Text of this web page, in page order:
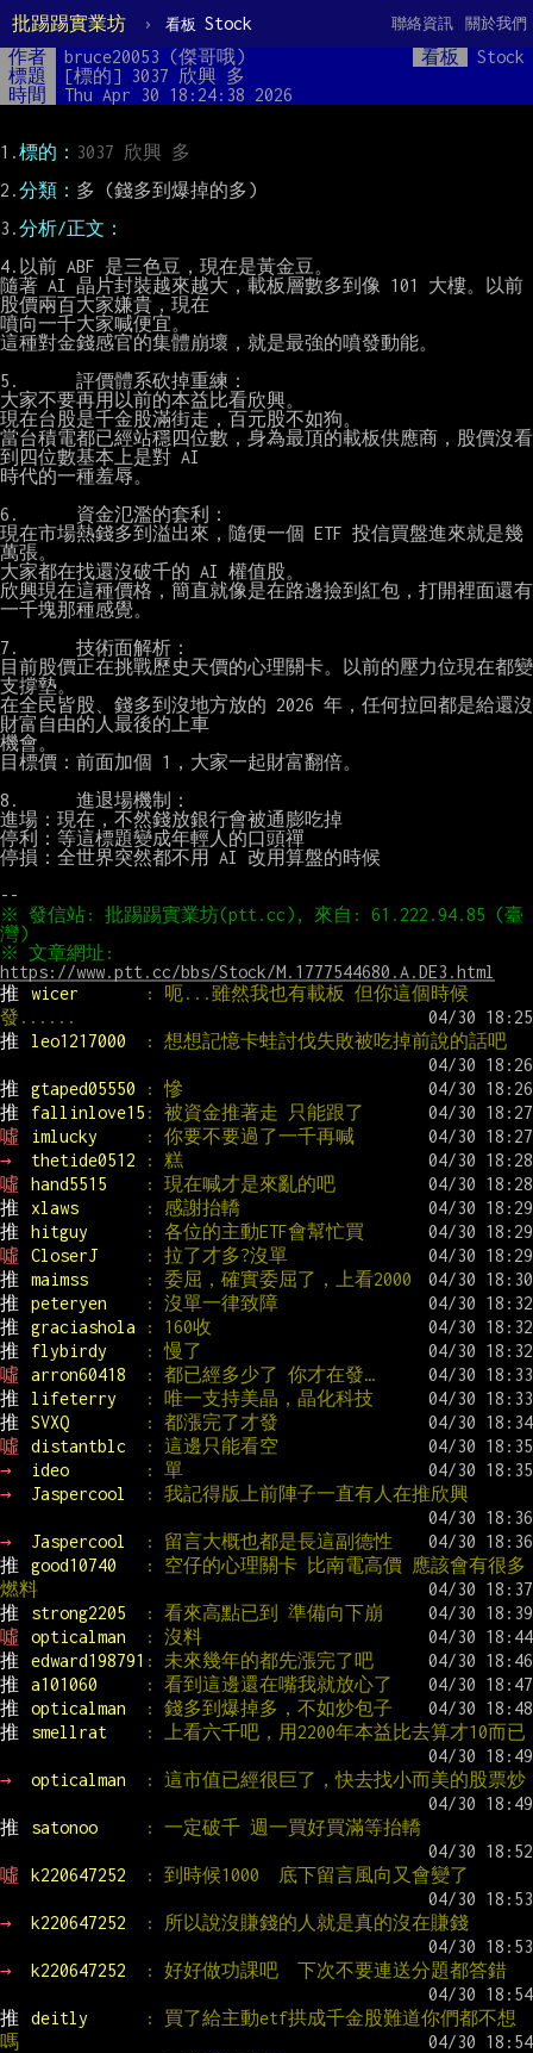
批踢踢實業坊 › 看板 Stock 關於我們
聯絡資訊
作者 bruce20053 (傑哥哦) 看板
Stock
標題
[標的] 3037 欣興 多
時間
Thu Apr 30 18:24:38 2026
1.標的： 3037 欣興 多
2.分類： 多 (錢多到爆掉的多)
3.分析/正文：
4.以前 ABF 是三色豆，現在是黃金豆。
隨著 AI 晶片封裝越來越大，載板層數多到像 101 大樓。以前
股價兩百大家嫌貴，現在
噴向一千大家喊便宜。
這種對金錢感官的集體崩壞，就是最強的噴發動能。
5.      評價體系砍掉重練：
大家不要再用以前的本益比看欣興。
現在台股是千金股滿街走，百元股不如狗。
當台積電都已經站穩四位數，身為最頂的載板供應商，股價沒看
到四位數基本上是對 AI
時代的一種羞辱。
6.      資金氾濫的套利：
現在市場熱錢多到溢出來，隨便一個 ETF 投信買盤進來就是幾
萬張。
大家都在找還沒破千的 AI 權值股。
欣興現在這種價格，簡直就像是在路邊撿到紅包，打開裡面還有
一千塊那種感覺。
7.      技術面解析：
目前股價正在挑戰歷史天價的心理關卡。以前的壓力位現在都變
支撐墊。
在全民皆股、錢多到沒地方放的 2026 年，任何拉回都是給還沒
財富自由的人最後的上車
機會。
目標價：前面加個 1，大家一起財富翻倍。
8.      進退場機制：
進場：現在，不然錢放銀行會被通膨吃掉
停利：等這標題變成年輕人的口頭禪
停損：全世界突然都不用 AI 改用算盤的時候
※ 發信站: 批踢踢實業坊(ptt.cc), 來自: 61.222.94.85 (臺
https://www.ptt.cc/bbs/Stock/M.1777544680.A.DE3.html
推
wicer
: 呃...雖然我也有載板 但你這個時候
發......
推
leo1217000 : 想想記憶卡蛙討伐失敗被吃掉前說的話吧
推 gtaped05550
: 慘
推
fallinlove15 : 被資金推著走 只能跟了
噓
imlucky
: 你要不要過了一千再喊
→
thetide0512
: 糕
噓
hand5515
: 現在喊才是來亂的吧
推
xlaws
: 感謝抬轎
推
hitguy
: 各位的主動ETF會幫忙買
噓
CloserJ
: 拉了才多?沒單
推
maimss
: 委屈，確實委屈了，上看2000
推
peteryen
: 沒單一律致障
推
graciashola
: 160收
推
flybirdy
: 慢了
噓
arron60418
: 都已經多少了 你才在發…
推
lifeterry
: 唯一支持美晶，晶化科技
推
SVXQ
: 都漲完了才發
噓
distantblc
: 這邊只能看空
→
ideo
: 單
→
Jaspercool : 我記得版上前陣子一直有人在推欣興
→ Jaspercool
: 留言大概也都是長這副德性
推
good10740
: 空仔的心理關卡 比南電高價 應該會有很多
燃料
推
strong2205
: 看來高點已到 準備向下崩
噓
opticalman
: 沒料
推
edward198791 : 未來幾年的都先漲完了吧
推
a101060
: 看到這邊還在嘴我就放心了
推
opticalman
: 錢多到爆掉多，不如炒包子
推
smellrat : 上看六千吧，用2200年本益比去算才10而已
→ opticalman : 這市值已經很巨了，快去找小而美的股票炒
推 satonoo : 一定破千 週一買好買滿等抬轎
噓 k220647252 : 到時候1000  底下留言風向又會變了
→ k220647252 : 所以說沒賺錢的人就是真的沒在賺錢
→ k220647252 : 好好做功課吧  下次不要連送分題都答錯
推 deitly
: 買了給主動etf拱成千金股難道你們都不想
嗎